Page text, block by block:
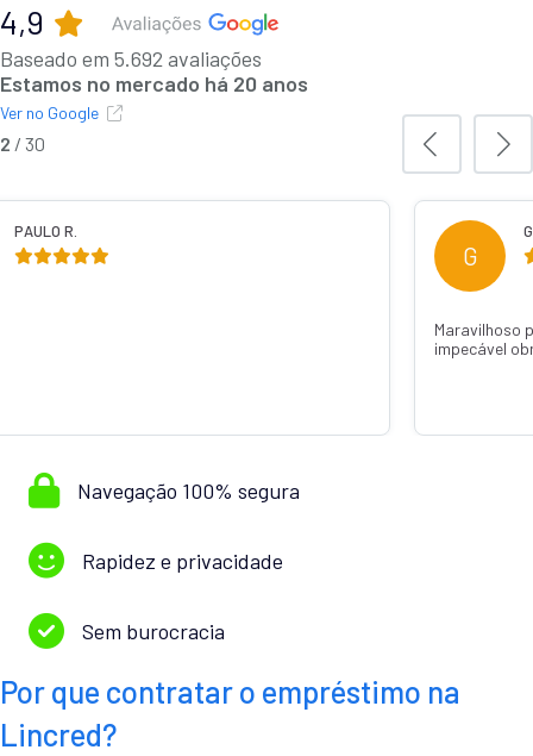
4,9
Baseado em 5.692 avaliações
Estamos no mercado há 20 anos
Ver no Google
PAULO R.
G
Maravilhoso
impecável
2 / 30
Navegação 100% segura
Rapidez e privacidade
Sem burocracia
Por que contratar o empréstimo na
Lincred?